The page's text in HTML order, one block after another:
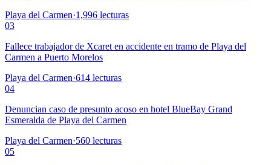
Playa del Carmen·1,996 lecturas
03
Fallece trabajador de Xcaret en accidente en tramo de Playa del
Carmen a Puerto Morelos
Playa del Carmen·614 lecturas
04
Denuncian caso de presunto acoso en hotel BlueBay Grand
Esmeralda de Playa del Carmen
Playa del Carmen·560 lecturas
05